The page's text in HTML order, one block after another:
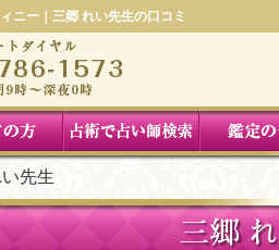
ニー｜三郷 れい先生の口コミ
先生
三郷